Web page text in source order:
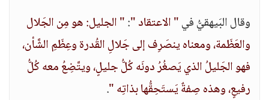
وقال البَيهقيُّ في" الاعتقاد ":" الجليل: هو مِن الجَلال
والعَظَمة، ومعناه ينصَرِف إلى جَلالِ القُدرة وعِظَمِ الشَّأن،
فهو الجَليلُ الذي يَصغُرُ دونَه كُلُّ جليلٍ، ويتَّضِعُ معه كُلُّ
رفيعٍ، وهذه صِفةٌ يَستَحِقُّها بذاتِه ".